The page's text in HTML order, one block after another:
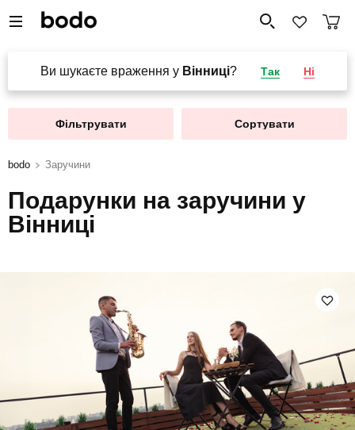
Ви шукаєте враження у Вінниці? Так Ні
Фільтрувати Сортувати
bodo Заручини
Подарунки на заручини у
Вінниці